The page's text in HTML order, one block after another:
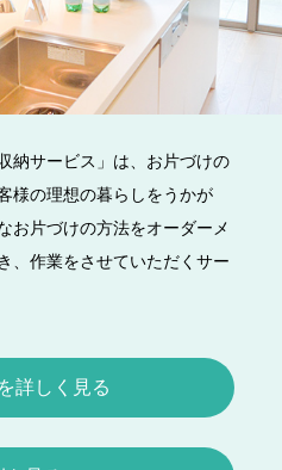
納サービス」は、お片づけの
様の理想の暮らしをうかが
お片づけの方法をオーダーメ
、作業をさせていただくサー
詳しく見る